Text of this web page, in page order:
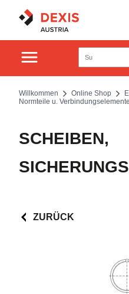
Willkommen Online Shop
Normteile u. Verbindungselemente
SCHEIBEN,
ZURÜCK